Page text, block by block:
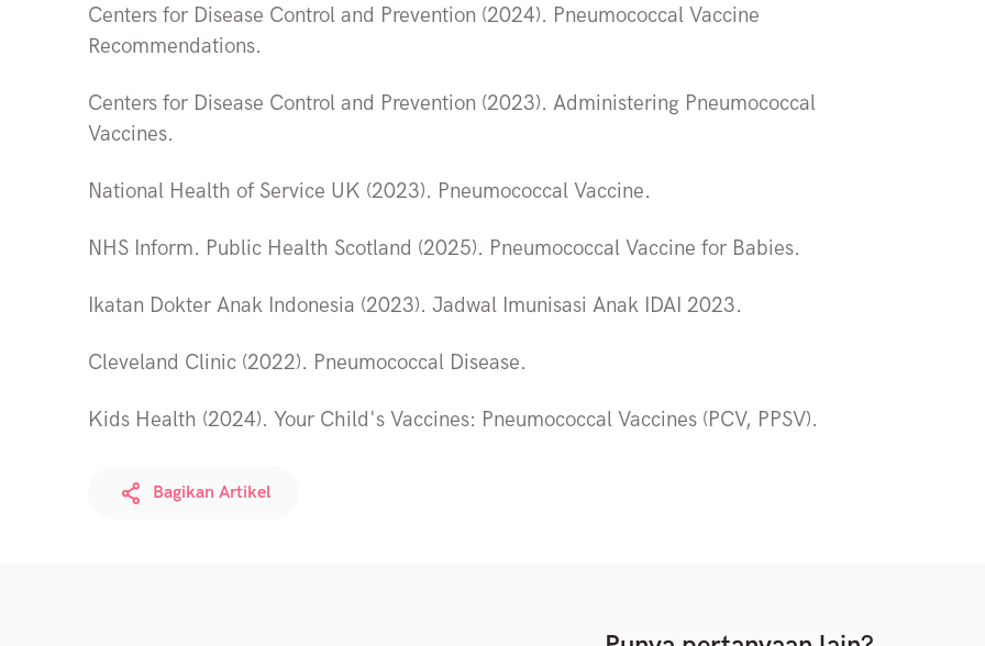
Centers for Disease Control and Prevention (2024). Pneumococcal Vaccine
Recommendations.
Centers for Disease Control and Prevention (2023). Administering Pneumococcal
Vaccines.
National Health of Service UK (2023). Pneumococcal Vaccine.
NHS Inform. Public Health Scotland (2025). Pneumococcal Vaccine for Babies.
Ikatan Dokter Anak Indonesia (2023). Jadwal Imunisasi Anak IDAI 2023.
Cleveland Clinic (2022). Pneumococcal Disease.
Kids Health (2024). Your Child's Vaccines: Pneumococcal Vaccines (PCV, PPSV).
Bagikan Artikel